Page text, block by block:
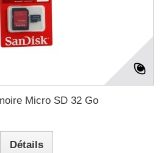
Micro SD 32 Go
Détails